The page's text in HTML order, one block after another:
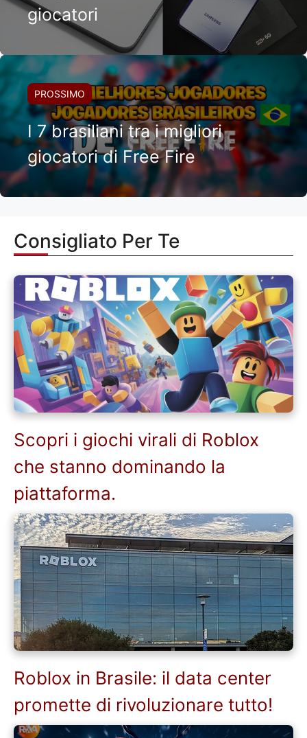
giocatori
PROSSIMO
I 7 brasiliani tra i migliori
giocatori di Free Fire
Consigliato Per Te
Scopri i giochi virali di Roblox
che stanno dominando la
piattaforma.
Roblox in Brasile: il data center
promette di rivoluzionare tutto!